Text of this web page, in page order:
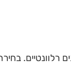
רלוונטיים.